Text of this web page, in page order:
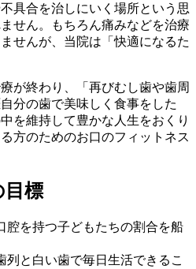
具合を治しにいく場所という思
せん。もちろん痛みなどを治療
せんが、当院は「快適になるた
が終わり、「再びむし歯や歯周
分の歯で美味しく食事をした
を維持して豊かな人生をおくり
方のためのお口のフィットネス
目標
腔を持つ子どもたちの割合を船
列と白い歯で毎日生活できるこ